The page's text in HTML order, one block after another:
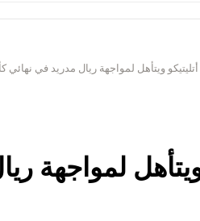
ويتأهل لمواجهة ريال مدريد في نهائي
لمواجهة